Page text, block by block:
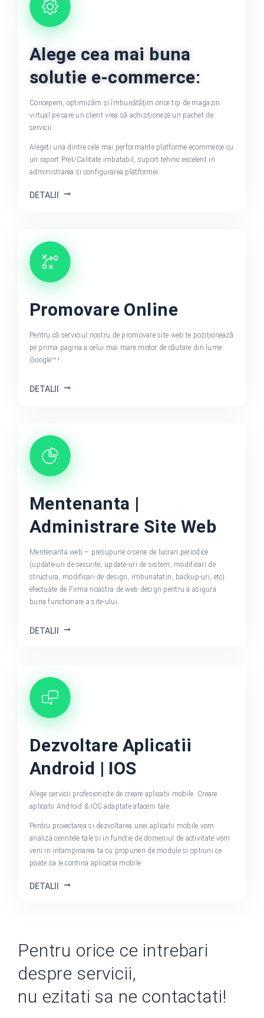
Alege cea mai buna
solutie e-commerce:
Concepem, optimizăm și îmbunătățim orice tip de magazin
virtual pe care un client vrea să achiziționeze un pachet de
servicii.
Alegeti una dintre cele mai performante platforme ecommerce cu
un raport Pret/Calitate imbatabil, suport tehnic excelent in
administrarea si configurarea platformei.
DETALII
Promovare Online
Pentru că serviciul nostru de promovare site web te poziționează
pe prima pagina a celui mai mare motor de căutare din lume:
Google™ !
DETALII
Mentenanta |
Administrare Site Web
Mentenanta web – presupune o serie de lucrari periodice
(update-uri de securite, update-uri de sistem, modificari de
structura, modificari de design, imbunatatiri, backup-uri, etc)
efectuate de Firma noastra de web design pentru a asigura
buna functionare a site-ului.
DETALII
Dezvoltare Aplicatii
Android | IOS
Alege servicii profesioniste de creare aplicatii mobile. Creare
aplicatii Android & IOS adaptate afacerii tale
Pentru proiectarea si dezvoltarea unei aplicatii mobile vom
analiza cerintele tale si in functie de domeniul de activitate vom
veni in intampinarea ta cu propuneri de module si optiuni ce
poate sa le contina aplicatia mobile.
DETALII
Pentru orice ce intrebari
despre servicii,
nu ezitati sa ne contactati!